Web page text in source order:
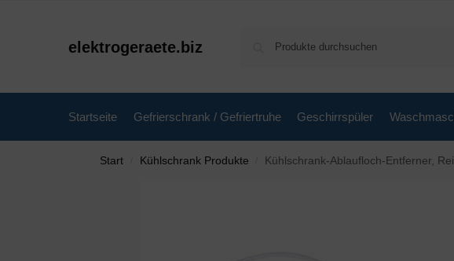
elektrogeraete.biz
Startseite Gefrierschrank / Gefriertruhe Geschirrspüler
Start Kühlschrank Produkte Kühlschrank-Ablaufloch-Entferner,